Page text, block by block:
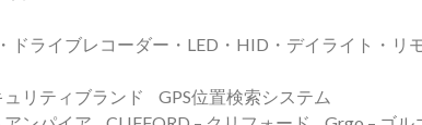
ライブレコーダー・LED・HID・デイライト・リ
ュリティブランド
GPS位置検索システム